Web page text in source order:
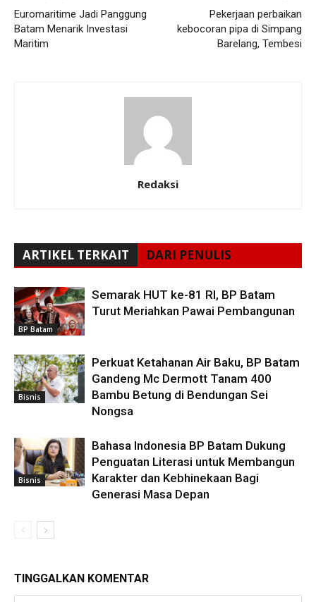
Euromaritime Jadi Panggung
Batam Menarik Investasi
Maritim
Pekerjaan perbaikan
kebocoran pipa di Simpang
Barelang, Tembesi
Redaksi
ARTIKEL TERKAIT DARI PENULIS
BP Batam
Semarak HUT ke-81 RI, BP Batam
Turut Meriahkan Pawai Pembangunan
Bisnis
Perkuat Ketahanan Air Baku, BP Batam
Gandeng Mc Dermott Tanam 400
Bambu Betung di Bendungan Sei
Nongsa
Bisnis
Bahasa Indonesia BP Batam Dukung
Penguatan Literasi untuk Membangun
Karakter dan Kebhinekaan Bagi
Generasi Masa Depan
TINGGALKAN KOMENTAR